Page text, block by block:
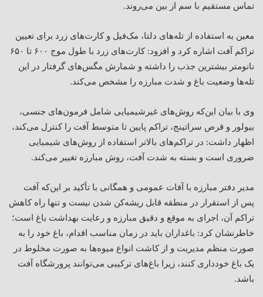
تماس مستقیم با سم از بین می‌روند.
معین به استفاده از تله‌های دلتا، مک‌فیل و کارت‌های زرد برای تعیین
تراکم آفت اشاره کرد و افزود: کارت‌های زرد با طول موج ۶۰۰ تا ۶۵۰
نانومتر بیشترین جذب را داشته و شمارش مگس‌های گرفتار در این
تله‌ها وضعیت باغ و شدت مبارزه را مشخص می‌کند.
وی با بیان این‌که روش‌های غیرشیمیایی شامل فرمون‌های جنسی،
بیولور و قرص سراتینج، تراکم پایین تا متوسط آفت را کنترل می‌کند،
اظهار داشت: در تراکم‌های بالاتر استفاده از روش‌های شیمیایی
ضروری است و بسته به شدت آفت، روش مبارزه تغییر می‌کند.
مدیر دفتر مبارزه با آفات عمومی و همگانی با تأکید بر این‌که آفت
پس از استقرار در منطقه قابل ریشه‌کن شدن نیست و تنها راه کاهش
تراکم آن، اجرای به موقع و دقیق مبارزه و رعایت بهداشت باغ است؛
خاطرنشان کرد: باغداران باید در زمان مناسب اقدام، باغ خود را به
صورت منظم مدیریت و از کاشت انواع میوه‌ها به صورت مخلوط در
یک باغ خودداری کنند، زیرا باغ‌های ترکیبی می‌توانند پرورشگاه آفت
باشد.